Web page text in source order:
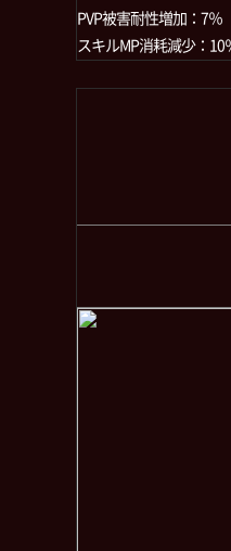
PVP被害耐性増加：7％
スキルMP消耗減少：10